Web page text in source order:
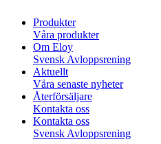
Produkter
Våra produkter
Om Eloy
Svensk Avloppsrening
Aktuellt
Våra senaste nyheter
Återförsäljare
Kontakta oss
Kontakta oss
Svensk Avloppsrening